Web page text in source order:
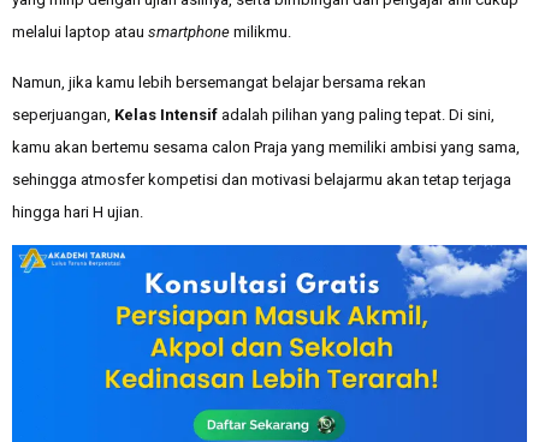
melalui laptop atau smartphone milikmu.
Namun, jika kamu lebih bersemangat belajar bersama rekan
seperjuangan, Kelas Intensif adalah pilihan yang paling tepat. Di sini,
kamu akan bertemu sesama calon Praja yang memiliki ambisi yang sama,
sehingga atmosfer kompetisi dan motivasi belajarmu akan tetap terjaga
hingga hari H ujian.